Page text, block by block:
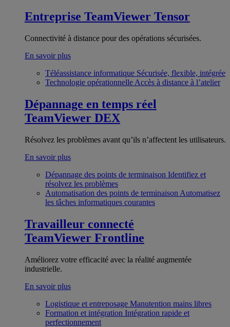
Entreprise TeamViewer Tensor
Connectivité à distance pour des opérations sécurisées.
En savoir plus
Téléassistance informatique Sécurisée, flexible, intégrée
Technologie opérationnelle Accès à distance à l’atelier
Dépannage en temps réel
TeamViewer DEX
Résolvez les problèmes avant qu’ils n’affectent les utilisateurs.
En savoir plus
Dépannage des points de terminaison Identifiez et
résolvez les problèmes
Automatisation des points de terminaison Automatisez
les tâches informatiques courantes
Travailleur connecté
TeamViewer Frontline
Améliorez votre efficacité avec la réalité augmentée
industrielle.
En savoir plus
Logistique et entreposage Manutention mains libres
Formation et intégration Intégration rapide et
perfectionnement